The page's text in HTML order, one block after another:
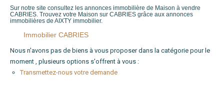
Sur notre site consultez les annonces immobilière de Maison à vendre
CABRIES. Trouvez votre Maison sur CABRIES grâce aux annonces
immobilières de AIXTY immobilier.
Immobilier CABRIES
Nous n'avons pas de biens à vous proposer dans la catégorie pour le
moment , plusieurs options s'offrent à vous :
Transmettez-nous votre demande